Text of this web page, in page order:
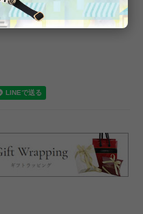
ません。